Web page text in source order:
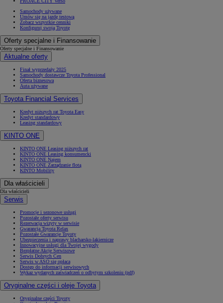
Samochody używane
Umów się na jazdę testową
Zobacz wszystkie cenniki
Konfiguruj swoją Toyotę
Oferty specjalne i Finansowanie
Oferty specjalne i Finansowanie
Aktualne oferty
Finał wyprzedaży 2025
Samochody dostawcze Toyota Professional
Oferta biznesowa
Auta używane
Toyota Financial Services
Kredyt niższych rat Toyota Easy
Kredyt standardowy
Leasing standardowy
KINTO ONE
KINTO ONE Leasing niższych rat
KINTO ONE Leasing konsumencki
KINTO ONE Najem
KINTO ONE Zarządzanie flotą
KINTO Mobility
Dla właścicieli
Dla właścicieli
Serwis
Promocje i sezonowe usługi
Pozostałe oferty serwisu
Rezerwacja wizyty w serwisie
Gwarancja Toyota Relax
Pozostałe Gwarancje Toyoty
Ubezpieczenia i naprawy blacharsko-lakiernicze
Innowacyjne usługi dla Twojej wygody
Bezpłatne Akcje Serwisowe
Serwis Dobrych Cen
Serwis w ASO się opłaca
Dostęp do informacji serwisowych
Wykaz wydanych zaświadczeń o odbytym szkoleniu (pdf)
Oryginalne części i oleje Toyota
Oryginalne części Toyoty